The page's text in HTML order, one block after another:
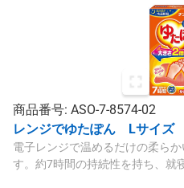
商品番号: ASO-7-8574-02
レンジでゆたぽん Lサイズ
電子レンジで温めるだけの柔ら
す。約7時間の持続性を持ち、就
（230×350×25mm）で、繰り返